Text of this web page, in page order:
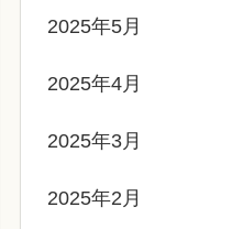
2025年5月
2025年4月
2025年3月
2025年2月